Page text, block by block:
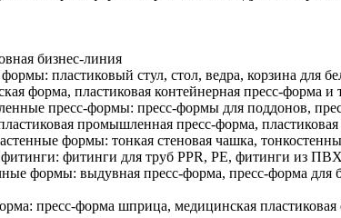
бизнес-линия
пластиковый стул, стол, ведра, корзина для
форма, пластиковая контейнерная пресс-форма и
пресс-формы: пресс-формы для поддонов,
промышленная пресс-форма,
формы: тонкая стеновая чашка,
фитинги для труб PPR, PE, фитинги из
формы: выдувная пресс-форма, пресс-форма
пресс-форма шприца, медицинская